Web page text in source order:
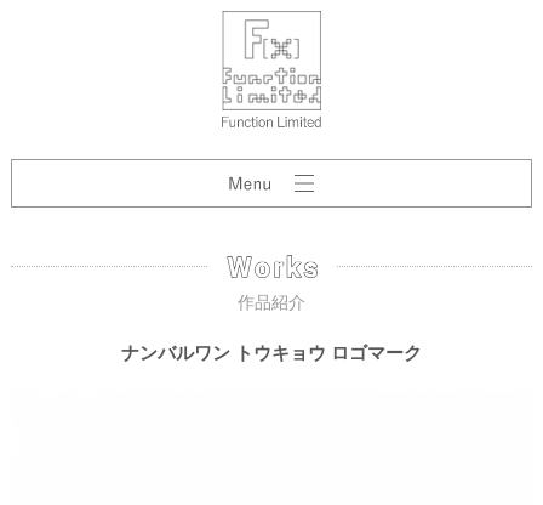
作品紹介
ナンバルワン トウキョウ ロゴマーク